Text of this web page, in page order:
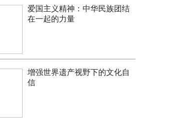
爱国主义精神：中华民族团结
在一起的力量
增强世界遗产视野下的文化自
信